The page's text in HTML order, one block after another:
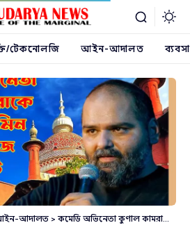
টেকনোলজি আইন-আদালত ব্যবসা
আদালত > কমেডি অভিনেতা কুণাল কামরাকে আগাম জামিন দিল মাদ্রাজ হাইকোর্ট